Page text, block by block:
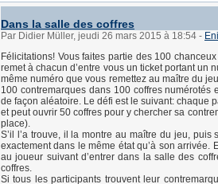
Dans la salle des coffres
Par Didier Müller, jeudi 26 mars 2015 à 18:54 -
Félicitations! Vous faites partie des 100
remet à chacun d’entre vous un ticket portant un
même numéro que vous remettez au maître du
100 contremarques dans 100 coffres
de façon aléatoire. Le défi est le suivant: chaque
et peut ouvrir 50 coffres pour y chercher sa
place).
S’il l’a trouve, il la montre au maître du jeu,
exactement dans le même état qu’à son arrivée.
au joueur suivant d’entrer dans la salle des
coffres.
Si tous les participants trouvent leur